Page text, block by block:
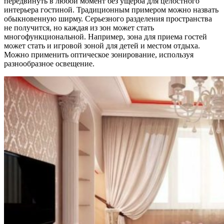
интерьера гостиной. Традиционным примером можно назвать
обыкновенную ширму. Серьезного разделения пространства
не получится, но каждая из зон может стать
многофункциональной. Например, зона для приема гостей
может стать и игровой зоной для детей и местом отдыха.
Можно применить оптическое зонирование, используя
разнообразное освещение.